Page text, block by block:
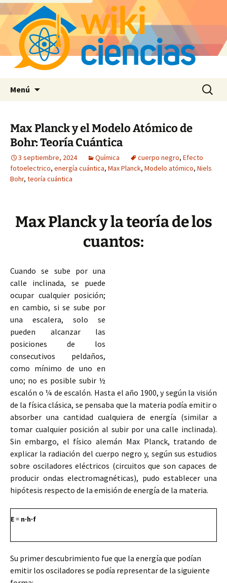
Menú Buscar:
Max Planck y el Modelo Atómico de
Bohr: Teoría Cuántica
3 septiembre, 2024 Química cuerpo negro, Efecto
fotoelectrico, energía cuántica, Max Planck, Modelo atómico, Niels
Bohr, teoría cuántica
Max Planck y la teoría de los
cuantos:
Cuando se sube por una
calle inclinada, se puede
ocupar cualquier posición;
en cambio, si se sube por
una escalera, solo se
pueden alcanzar las
posiciones de los
consecutivos peldaños,
como mínimo de uno en
uno; no es posible subir ½
escalón o ¼ de escalón. Hasta el año 1900, y según la visión
de la física clásica, se pensaba que la materia podía emitir o
absorber una cantidad cualquiera de energía (similar a
tomar cualquier posición al subir por una calle inclinada).
Sin embargo, el físico alemán Max Planck, tratando de
explicar la radiación del cuerpo negro y, según sus estudios
sobre osciladores eléctricos (circuitos que son capaces de
producir ondas electromagnéticas), pudo establecer una
hipótesis respecto de la emisión de energía de la materia.
E= n·h·f
Su primer descubrimiento fue que la energía que podían
emitir los osciladores se podía representar de la siguiente